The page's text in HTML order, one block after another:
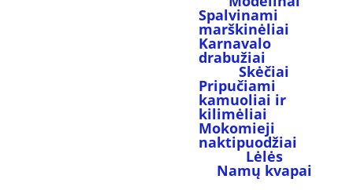
Spalvinami
marškinėliai
Karnavalo
drabužiai
Skėčiai
Pripučiami
kamuoliai ir
kilimėliai
Mokomieji
naktipuodžiai
Lėlės
Namų kvapai